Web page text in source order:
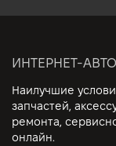
ИНТЕРНЕТ-
Наилучшие
запчастей,
ремонта,
онлайн.